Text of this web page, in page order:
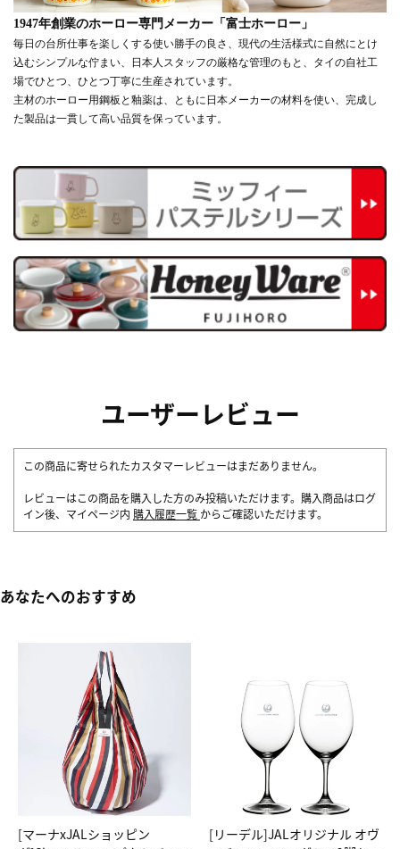
1947年創業のホーロー専門メーカー「富士ホーロー」
毎日の台所仕事を楽しくする使い勝手の良さ、現代の生活様式に自然にとけ
込むシンプルな佇まい、日本人スタッフの厳格な管理のもと、タイの自社工
場でひとつ、ひとつ丁寧に生産されています。
主材のホーロー用鋼板と釉薬は、ともに日本メーカーの材料を使い、完成し
た製品は一貫して高い品質を保っています。
ユーザーレビュー
この商品に寄せられたカスタマーレビューはまだありません。
レビューはこの商品を購入した方のみ投稿いただけます。購入商品はログ
イン後、マイページ内 購入履歴一覧 からご確認いただけます。
あなたへのおすすめ
[マーナxJALショッピン
[リーデル]JALオリジナル オヴ